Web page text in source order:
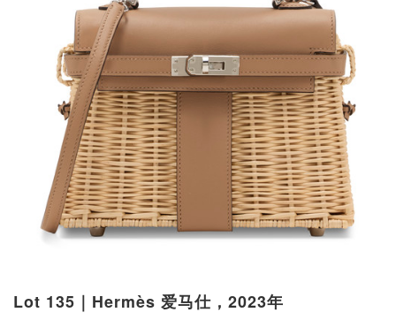
Lot 135｜Hermès 爱马仕，2023年